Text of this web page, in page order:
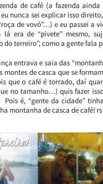
de café (a fazenda ainda
nunca sei explicar isso
de vovó”…) e eu passei a
era de “pivete” mesmo,
do terreiro”, como a gente fala
entrava e saia das
montes de casca que se
que o café é torrado, daí
no tamanho…) quis fazer
Pois é, “gente da cidade”
montanha de casca de café! rs